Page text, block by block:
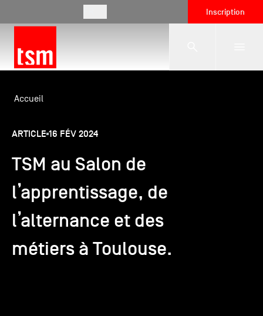
Inscription
L'école
Formations
Vie étudiante
Entreprises
Accueil
ARTICLE 16 FÉV 2024
TSM au Salon de
l’apprentissage, de
l’alternance et des
métiers à Toulouse.